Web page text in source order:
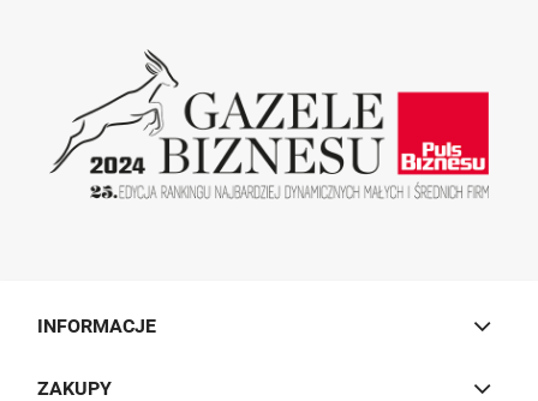
INFORMACJE
ZAKUPY